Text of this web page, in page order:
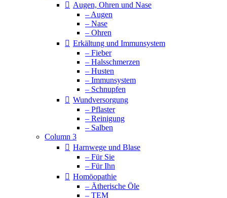
Augen, Ohren und Nase
– Augen
– Nase
– Ohren
Erkältung und Immunsystem
– Fieber
– Halsschmerzen
– Husten
– Immunsystem
– Schnupfen
Wundversorgung
– Pflaster
– Reinigung
– Salben
Column 3
Harnwege und Blase
– Für Sie
– Für Ihn
Homöopathie
– Ätherische Öle
– TEM